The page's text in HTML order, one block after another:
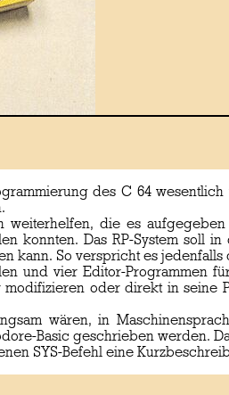
des C 64
weiterhelfen, die es
konnten. Das RP-System soll
kann. So verspricht es jedenfalls
und vier Editor-Programmen
oder direkt in seine
wären, in
Basic geschrieben werden.
SYS-Befehl eine